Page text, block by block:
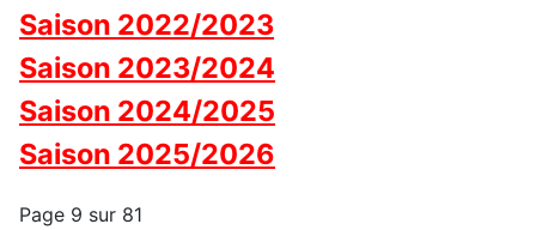
Saison 2022/2023
Saison 2023/2024
Saison 2024/2025
Saison 2025/2026
Page 9 sur 81